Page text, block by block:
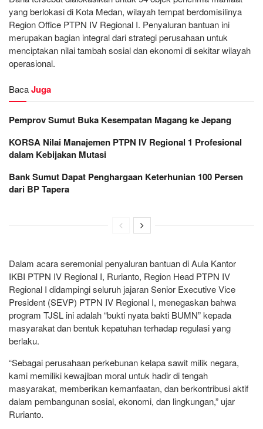
yang berlokasi di Kota Medan, wilayah tempat berdomisilinya
Region Office PTPN IV Regional I. Penyaluran bantuan ini
merupakan bagian integral dari strategi perusahaan untuk
menciptakan nilai tambah sosial dan ekonomi di sekitar wilayah
operasional.
BacaJuga
Pemprov Sumut Buka Kesempatan Magang ke Jepang
KORSA Nilai Manajemen PTPN IV Regional 1 Profesional
dalam Kebijakan Mutasi
Bank Sumut Dapat Penghargaan Keterhunian 100 Persen
dari BP Tapera
Dalam acara seremonial penyaluran bantuan di Aula Kantor
IKBI PTPN IV Regional I, Rurianto, Region Head PTPN IV
Regional I didampingi seluruh jajaran Senior Executive Vice
President (SEVP) PTPN IV Regional I, menegaskan bahwa
program TJSL ini adalah “bukti nyata bakti BUMN” kepada
masyarakat dan bentuk kepatuhan terhadap regulasi yang
berlaku.
“Sebagai perusahaan perkebunan kelapa sawit milik negara,
kami memiliki kewajiban moral untuk hadir di tengah
masyarakat, memberikan kemanfaatan, dan berkontribusi aktif
dalam pembangunan sosial, ekonomi, dan lingkungan,” ujar
Rurianto.